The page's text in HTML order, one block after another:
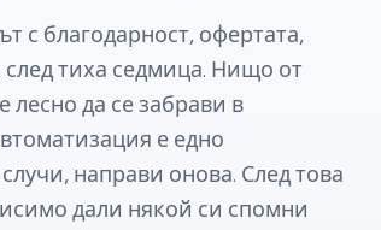
с благодарност, офертата,
след тиха седмица. Нищо от
лесно да се забрави в
е едно
направи онова. След това
дали някой си спомни